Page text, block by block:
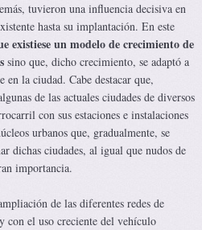
tuvieron una influencia decisiva en
hasta su implantación. En este
existiese un modelo de crecimiento de
sino que, dicho crecimiento, se adaptó a
en la ciudad. Cabe destacar que,
de las actuales ciudades de diversos
con sus estaciones e instalaciones
urbanos que, gradualmente, se
dichas ciudades, al igual que nudos de
importancia.
de las diferentes redes de
con el uso creciente del vehículo